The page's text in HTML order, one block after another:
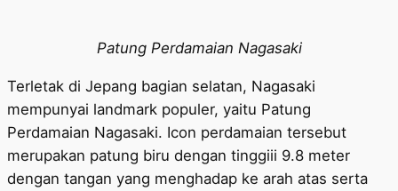
Patung Perdamaian Nagasaki
Terletak di Jepang bagian selatan, Nagasaki
mempunyai landmark populer, yaitu Patung
Perdamaian Nagasaki. Icon perdamaian tersebut
merupakan patung biru dengan tinggiii 9.8 meter
dengan tangan yang menghadap ke arah atas serta